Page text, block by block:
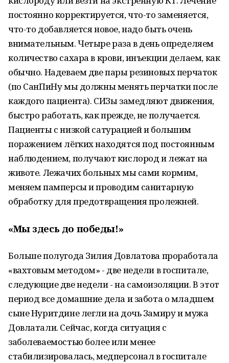
постоянно корректируется, что-то заменяется,
что-то добавляется новое, надо быть очень
внимательным. Четыре раза в день определяем
количество сахара в крови, инъекции делаем, как
обычно. Надеваем две пары резиновых перчаток
(по СанПиНу мы должны менять перчатки после
каждого пациента). СИЗы замедляют движения,
быстро работать, как прежде, не получается.
Пациенты с низкой сатурацией и большим
поражением лёгких находятся под постоянным
наблюдением, получают кислород и лежат на
животе. Лежачих больных мы сами кормим,
меняем памперсы и проводим санитарную
обработку для предотвращения пролежней.
«Мы здесь до победы!»
Больше полугода Зилия Довлатова проработала
«вахтовым методом» - две недели в госпитале,
следующие две недели - на самоизоляции. В этот
период все домашние дела и забота о младшем
сыне Нуритдине легли на дочь Замиру и мужа
Довлатали. Сейчас, когда ситуация с
заболеваемостью более или менее
стабилизировалась, медперсонал в госпитале